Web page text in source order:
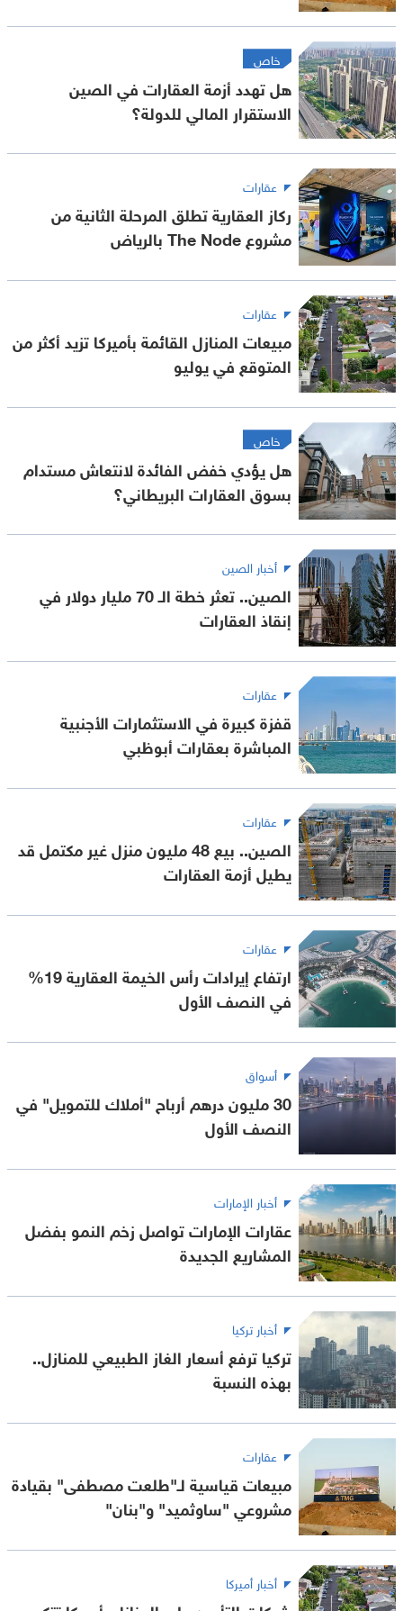
خاص
هل تهدد أزمة العقارات في الصين
الاستقرار المالي للدولة؟
عقارات
ركاز العقارية تطلق المرحلة الثانية من
مشروع The Node بالرياض
عقارات
مبيعات المنازل القائمة بأميركا تزيد أكثر من
المتوقع في يوليو
خاص
هل يؤدي خفض الفائدة لانتعاش مستدام
بسوق العقارات البريطاني؟
أخبار الصين
الصين.. تعثر خطة الـ 70 مليار دولار في
إنقاذ العقارات
عقارات
قفزة كبيرة في الاستثمارات الأجنبية
المباشرة بعقارات أبوظبي
عقارات
الصين.. بيع 48 مليون منزل غير مكتمل قد
يطيل أزمة العقارات
عقارات
ارتفاع إيرادات رأس الخيمة العقارية 19%
في النصف الأول
أسواق
30 مليون درهم أرباح "أملاك للتمويل" في
النصف الأول
أخبار الإمارات
عقارات الإمارات تواصل زخم النمو بفضل
المشاريع الجديدة
أخبار تركيا
تركيا ترفع أسعار الغاز الطبيعي للمنازل..
بهذه النسبة
عقارات
مبيعات قياسية لـ"طلعت مصطفى" بقيادة
مشروعي "ساوثميد" و"بنان"
أخبار أميركا